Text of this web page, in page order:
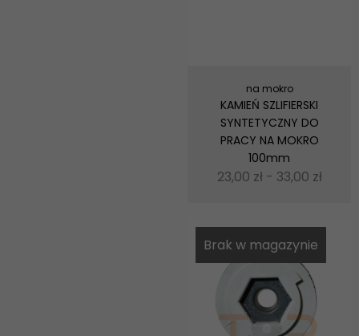
na mokro
KAMIEŃ SZLIFIERSKI
SYNTETYCZNY DO
PRACY NA MOKRO
100mm
23,00 zł - 33,00 zł
Brak w magazynie